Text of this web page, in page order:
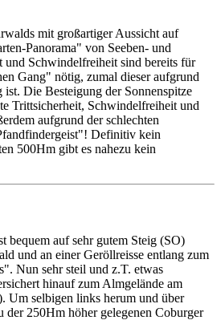
mit großartiger Aussicht auf
Panorama" von Seeben- und
und Schwindelfreiheit sind bereits für
Gang" nötig, zumal dieser aufgrund
Die Besteigung der Sonnenspitze
Trittsicherheit, Schwindelfreiheit und
aufgrund der schlechten
Definitiv kein
500Hm gibt es nahezu kein
bequem auf sehr gutem Steig (SO)
und an einer Geröllreisse entlang zum
Nun sehr steil und z.T. etwas
hinauf zum Almgelände am
Um selbigen links herum und über
der 250Hm höher gelegenen Coburger